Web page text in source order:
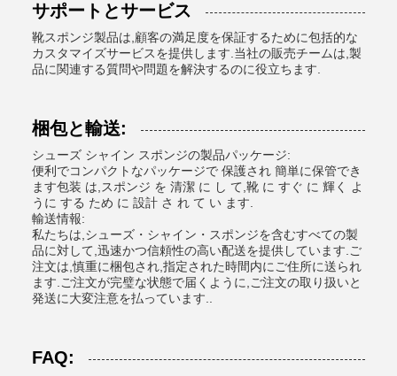
サポートとサービス
靴スポンジ製品は,顧客の満足度を保証するために包括的な
カスタマイズサービスを提供します.当社の販売チームは,製
品に関連する質問や問題を解決するのに役立ちます.
梱包と輸送:
シューズ シャイン スポンジの製品パッケージ:
便利でコンパクトなパッケージで 保護され 簡単に保管でき
ます包装 は,スポンジ を 清潔 に し て,靴 に すぐ に 輝く よ
うに する ため に 設計 さ れ て い ます.
輸送情報:
私たちは,シューズ・シャイン・スポンジを含むすべての製
品に対して,迅速かつ信頼性の高い配送を提供しています.ご
注文は,慎重に梱包され,指定された時間内にご住所に送られ
ます.ご注文が完璧な状態で届くように,ご注文の取り扱いと
発送に大変注意を払っています..
FAQ: